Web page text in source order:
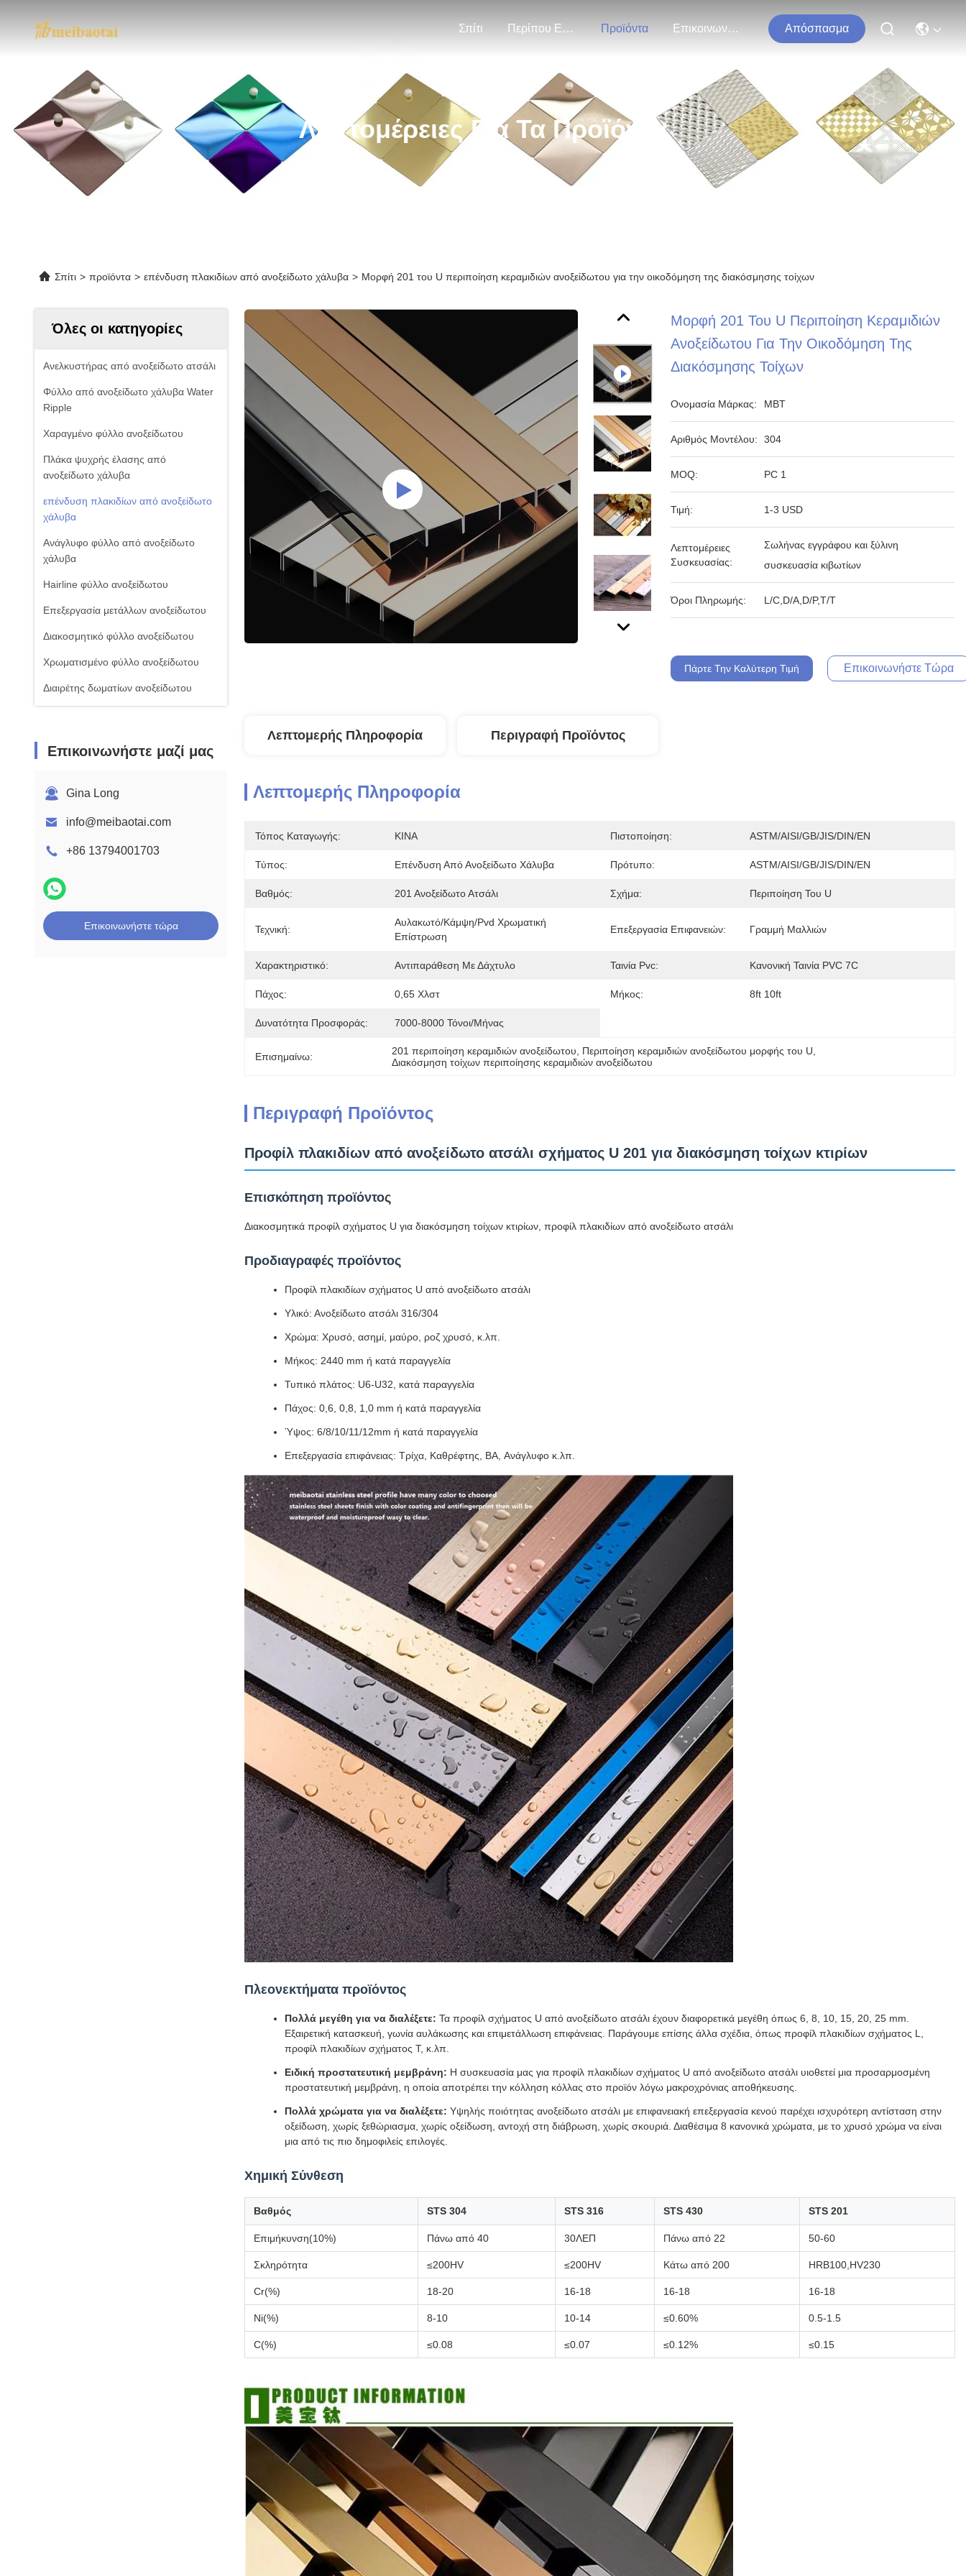
Σπίτι Περίπου Εμείς Προϊόντα Επικοινωνήστε Μαζί Μας Απόσπασμα
Λεπτομέρειες Για Τα Προϊόντα
Σπίτι > προϊόντα > επένδυση πλακιδίων από ανοξείδωτο χάλυβα > Μορφή 201 του U περιποίηση κεραμιδιών ανοξείδωτου για την οικοδόμηση της διακόσμησης τοίχων
Όλες οι κατηγορίες
Ανελκυστήρας από ανοξείδωτο ατσάλι
Φύλλο από ανοξείδωτο χάλυβα Water
Ripple
Χαραγμένο φύλλο ανοξείδωτου
Πλάκα ψυχρής έλασης από
ανοξείδωτο χάλυβα
επένδυση πλακιδίων από ανοξείδωτο
χάλυβα
Ανάγλυφο φύλλο από ανοξείδωτο
χάλυβα
Hairline φύλλο ανοξείδωτου
Επεξεργασία μετάλλων ανοξείδωτου
Διακοσμητικό φύλλο ανοξείδωτου
Χρωματισμένο φύλλο ανοξείδωτου
Διαιρέτης δωματίων ανοξείδωτου
Επικοινωνήστε μαζί μας
Gina Long
info@meibaotai.com
+86 13794001703
Επικοινωνήστε τώρα
Μορφή 201 Του U Περιποίηση Κεραμιδιών
Ανοξείδωτου Για Την Οικοδόμηση Της
Διακόσμησης Τοίχων
Ονομασία Μάρκας: MBT
Αριθμός Μοντέλου: 304
MOQ: PC 1
Τιμή: 1-3 USD
Λεπτομέρειες
Συσκευασίας:
Σωλήνας εγγράφου και ξύλινη
συσκευασία κιβωτίων
Όροι Πληρωμής: L/C,D/A,D/P,T/T
Πάρτε Την Καλύτερη Τιμή Επικοινωνήστε Τώρα
Λεπτομερής Πληροφορία Περιγραφή Προϊόντος
Λεπτομερής Πληροφορία
Τόπος Καταγωγής: ΚΙΝΑ Πιστοποίηση: ASTM/AISI/GB/JIS/DIN/EN
Τύπος: Επένδυση Από Ανοξείδωτο Χάλυβα Πρότυπο: ASTM/AISI/GB/JIS/DIN/EN
Βαθμός: 201 Ανοξείδωτο Ατσάλι Σχήμα: Περιποίηση Του U
Τεχνική:
Αυλακωτό/κάμψη/pvd Χρωματική
Επίστρωση
Επεξεργασία Επιφανειών: Γραμμή Μαλλιών
Χαρακτηριστικό: Αντιπαράθεση Με Δάχτυλο Ταινία Pvc: Κανονική Ταινία PVC 7C
Πάχος: 0,65 Χλστ Μήκος: 8ft 10ft
Δυνατότητα Προσφοράς: 7000-8000 Τόνοι/μήνας
Επισημαίνω: 201 περιποίηση κεραμιδιών ανοξείδωτου Περιποίηση κεραμιδιών ανοξείδωτου μορφής του U
Διακόσμηση τοίχων περιποίησης κεραμιδιών ανοξείδωτου
Περιγραφή Προϊόντος
Προφίλ πλακιδίων από ανοξείδωτο ατσάλι σχήματος U 201 για διακόσμηση τοίχων κτιρίων
Επισκόπηση προϊόντος
Διακοσμητικά προφίλ σχήματος U για διακόσμηση τοίχων κτιρίων, προφίλ πλακιδίων από ανοξείδωτο ατσάλι
Προδιαγραφές προϊόντος
Προφίλ πλακιδίων σχήματος U από ανοξείδωτο ατσάλι
Υλικό: Ανοξείδωτο ατσάλι 316/304
Χρώμα: Χρυσό, ασημί, μαύρο, ροζ χρυσό, κ.λπ.
Μήκος: 2440 mm ή κατά παραγγελία
Τυπικό πλάτος: U6-U32, κατά παραγγελία
Πάχος: 0,6, 0,8, 1,0 mm ή κατά παραγγελία
Ύψος: 6/8/10/11/12mm ή κατά παραγγελία
Επεξεργασία επιφάνειας: Τρίχα, Καθρέφτης, BA, Ανάγλυφο κ.λπ.
Πλεονεκτήματα προϊόντος
Πολλά μεγέθη για να διαλέξετε: Τα προφίλ σχήματος U από ανοξείδωτο ατσάλι έχουν διαφορετικά μεγέθη όπως 6, 8, 10, 15, 20, 25 mm.
Εξαιρετική κατασκευή, γωνία αυλάκωσης και επιμετάλλωση επιφάνειας. Παράγουμε επίσης άλλα σχέδια, όπως προφίλ πλακιδίων σχήματος L,
προφίλ πλακιδίων σχήματος T, κ.λπ.
Ειδική προστατευτική μεμβράνη: Η συσκευασία μας για προφίλ πλακιδίων σχήματος U από ανοξείδωτο ατσάλι υιοθετεί μια προσαρμοσμένη
προστατευτική μεμβράνη, η οποία αποτρέπει την κόλληση κόλλας στο προϊόν λόγω μακροχρόνιας αποθήκευσης.
Πολλά χρώματα για να διαλέξετε: Υψηλής ποιότητας ανοξείδωτο ατσάλι με επιφανειακή επεξεργασία κενού παρέχει ισχυρότερη αντίσταση στην
οξείδωση, χωρίς ξεθώριασμα, χωρίς οξείδωση, αντοχή στη διάβρωση, χωρίς σκουριά. Διαθέσιμα 8 κανονικά χρώματα, με το χρυσό χρώμα να είναι
μια από τις πιο δημοφιλείς επιλογές.
Χημική Σύνθεση
Βαθμός STS 304 STS 316 STS 430 STS 201
Επιμήκυνση(10%) Πάνω από 40 30ΛΕΠ Πάνω από 22 50-60
Σκληρότητα ≤200HV ≤200HV Κάτω από 200 HRB100,HV230
Cr(%) 18-20 16-18 16-18 16-18
Ni(%) 8-10 10-14 ≤0.60% 0.5-1.5
C(%) ≤0.08 ≤0.07 ≤0.12% ≤0.15